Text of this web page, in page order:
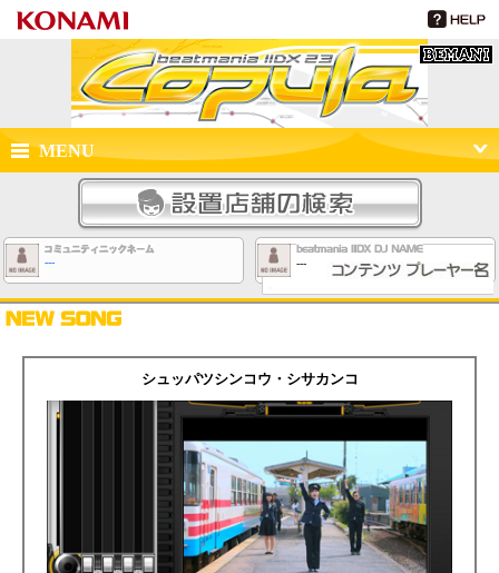
beatmania IIDX 23 copula
MENU
設置店舗
--- ---
シュッパツシンコウ・シサカンコ